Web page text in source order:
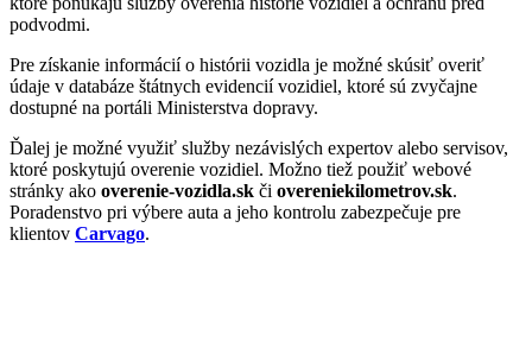
podvodmi.
Pre získanie informácií o histórii vozidla je možné skúsiť overiť
údaje v databáze štátnych evidencií vozidiel, ktoré sú zvyčajne
dostupné na portáli Ministerstva dopravy.
Ďalej je možné využiť služby nezávislých expertov alebo servisov,
ktoré poskytujú overenie vozidiel. Možno tiež použiť webové
stránky ako overenie-vozidla.sk či overeniekilometrov.sk.
Poradenstvo pri výbere auta a jeho kontrolu zabezpečuje pre
klientov Carvago.